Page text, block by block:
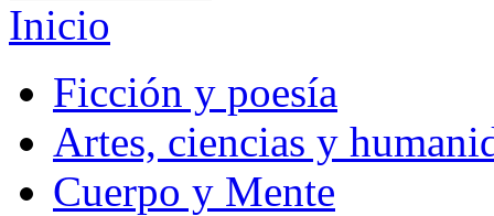
Inicio
Ficción y poesía
Artes, ciencias y
Cuerpo y Mente